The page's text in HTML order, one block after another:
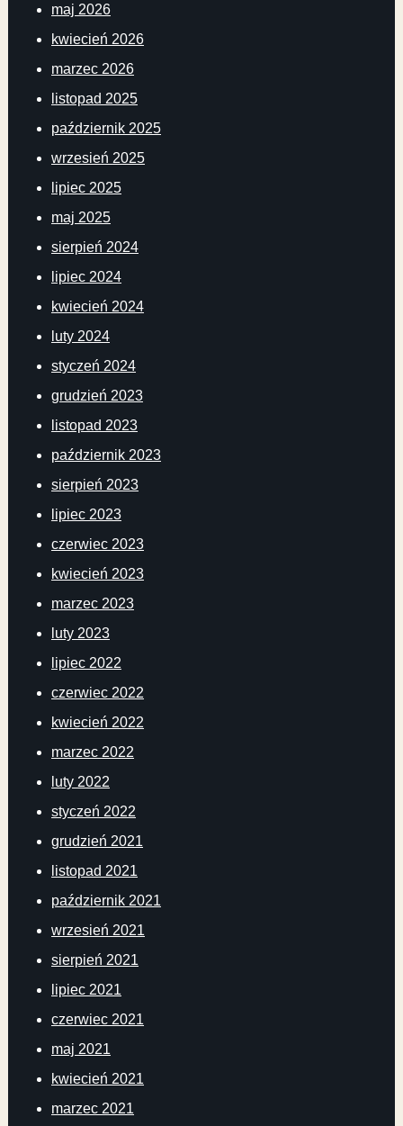
maj 2026
kwiecień 2026
marzec 2026
listopad 2025
październik 2025
wrzesień 2025
lipiec 2025
maj 2025
sierpień 2024
lipiec 2024
kwiecień 2024
luty 2024
styczeń 2024
grudzień 2023
listopad 2023
październik 2023
sierpień 2023
lipiec 2023
czerwiec 2023
kwiecień 2023
marzec 2023
luty 2023
lipiec 2022
czerwiec 2022
kwiecień 2022
marzec 2022
luty 2022
styczeń 2022
grudzień 2021
listopad 2021
październik 2021
wrzesień 2021
sierpień 2021
lipiec 2021
czerwiec 2021
maj 2021
kwiecień 2021
marzec 2021